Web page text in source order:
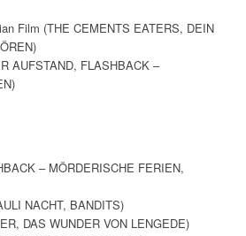
Film (THE CEMENTS EATERS, DEIN
AUFSTAND, FLASHBACK –
– MÖRDERISCHE FERIEN,
NACHT, BANDITS)
DAS WUNDER VON LENGEDE)